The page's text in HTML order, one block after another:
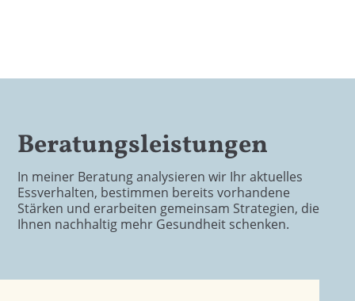
Beratungsleistungen
In meiner Beratung analysieren wir Ihr aktuelles
Essverhalten, bestimmen bereits vorhandene
Stärken und erarbeiten gemeinsam Strategien, die
Ihnen nachhaltig mehr Gesundheit schenken.